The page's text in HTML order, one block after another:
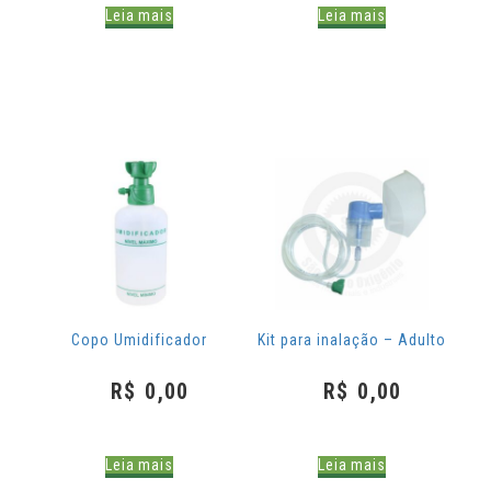
Leia mais Leia mais
Copo Umidificador
R$ 0,00
Leia mais
Kit para inalação – Adulto
R$ 0,00
Leia mais